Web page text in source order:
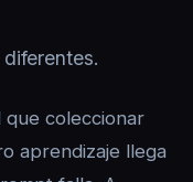
que coleccionar
aprendizaje llega